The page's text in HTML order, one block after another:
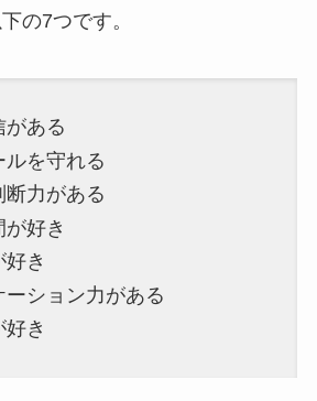
の7つです。
がある
ルを守れる
力がある
好き
き
ーション力がある
き